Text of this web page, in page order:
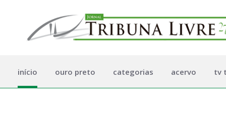
início ouro preto categorias acervo tv